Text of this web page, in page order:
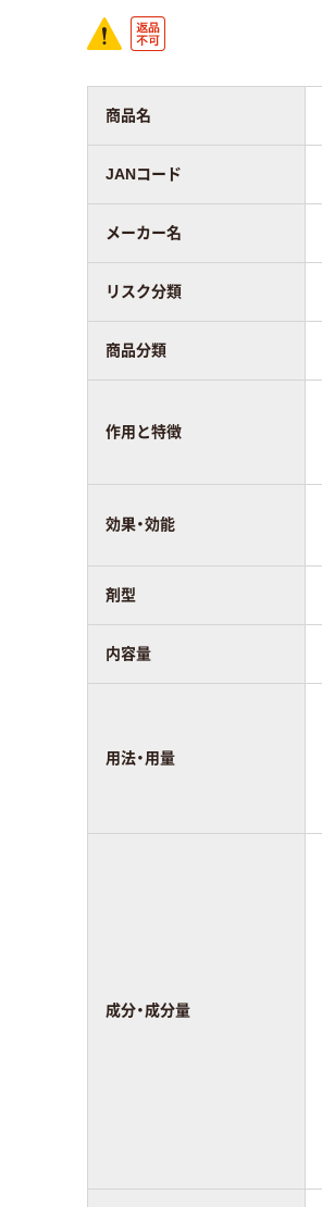
商品名
JANコード
メーカー名
リスク分類
商品分類
作用と特徴
効果・効能
剤型
内容量
用法・用量
成分・成分量